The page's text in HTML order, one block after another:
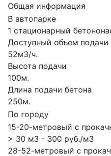
Общая информация
В автопарке
1 стационарный
Доступный объем подачи
52м3/ч.
Высота подачи
100м.
Длина подачи бетона
250м.
По городу
15-20-метровый с
> 30 м3 - 300 руб./м3
28-52-метровый с